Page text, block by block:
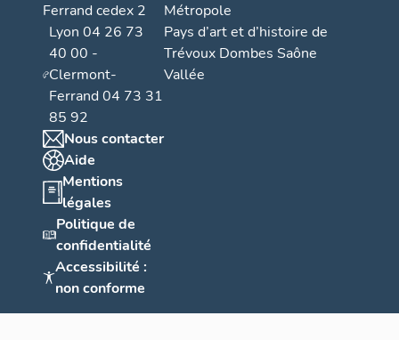
années
Ferrand cedex 2
Lyon 04 26 73
40 00 -
Clermont-
Ferrand 04 73 31
85 92
Nous contacter
Aide
Mentions
légales
Politique de
confidentialité
Accessibilité :
non conforme
Métropole
Pays d’art et d’histoire de
Trévoux Dombes Saône
Vallée